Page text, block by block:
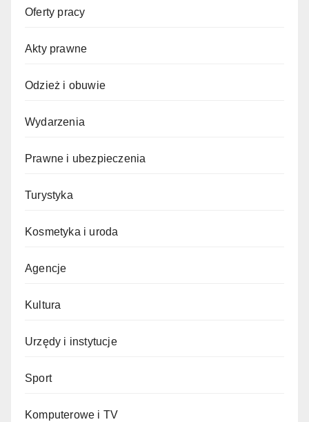
Oferty pracy
Akty prawne
Odzież i obuwie
Wydarzenia
Prawne i ubezpieczenia
Turystyka
Kosmetyka i uroda
Agencje
Kultura
Urzędy i instytucje
Sport
Komputerowe i TV